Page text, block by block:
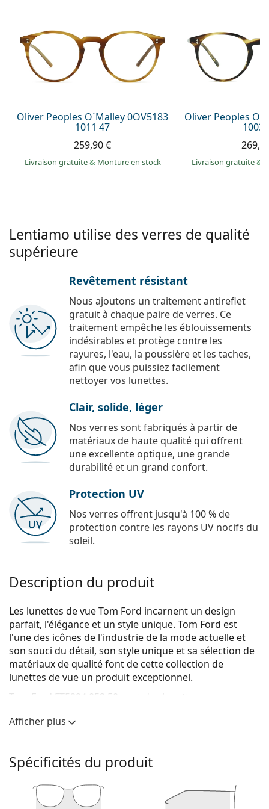
Prada
Toutes les marques
Oliver Peoples O´Malley 0OV5183
1011 47
259,90 €
Livraison gratuite& Monture en stock
Oliver Peoples
1003
Livraison gratuite&
Lentiamo utilise des verres de qualité
supérieure
Revêtement résistant
Nous ajoutons un traitement antireflet
gratuit à chaque paire de verres. Ce
traitement empêche les éblouissements
indésirables et protège contre les
rayures, l'eau, la poussière et les taches,
afin que vous puissiez facilement
nettoyer vos lunettes.
Clair, solide, léger
Nos verres sont fabriqués à partir de
matériaux de haute qualité qui offrent
une excellente optique, une grande
durabilité et un grand confort.
Protection UV
Nos verres offrent jusqu'à 100 % de
protection contre les rayons UV nocifs du
soleil.
Description du produit
Les lunettes de vue Tom Ford incarnent un design
parfait, l'élégance et un style unique. Tom Ford est
l'une des icônes de l'industrie de la mode actuelle et
son souci du détail, son style unique et sa sélection de
matériaux de qualité font de cette collection de
lunettes de vue un produit exceptionnel.
Tom Ford FT5294 052 50
sont des lunettes pour
hommes.
Voyez de quoi vous avez l'air avec ces lunettes grâce à
Monture de lunettes de vue
La couleur brune de la monture s'accorde
parfaitement avec un teint chaud et des cheveux
Afficher plus
Spécificités du produit